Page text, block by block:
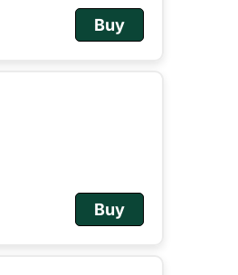
Buy
Buy